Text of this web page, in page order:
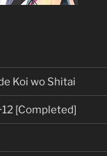
Koi wo Shitai
[Completed]